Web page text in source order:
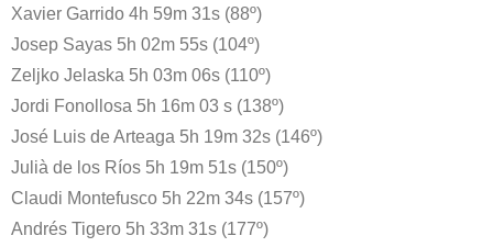
Xavier Garrido 4h 59m 31s (88º)
Josep Sayas 5h 02m 55s (104º)
Zeljko Jelaska 5h 03m 06s (110º)
Jordi Fonollosa 5h 16m 03 s (138º)
José Luis de Arteaga 5h 19m 32s (146º)
Julià de los Ríos 5h 19m 51s (150º)
Claudi Montefusco 5h 22m 34s (157º)
Andrés Tigero 5h 33m 31s (177º)